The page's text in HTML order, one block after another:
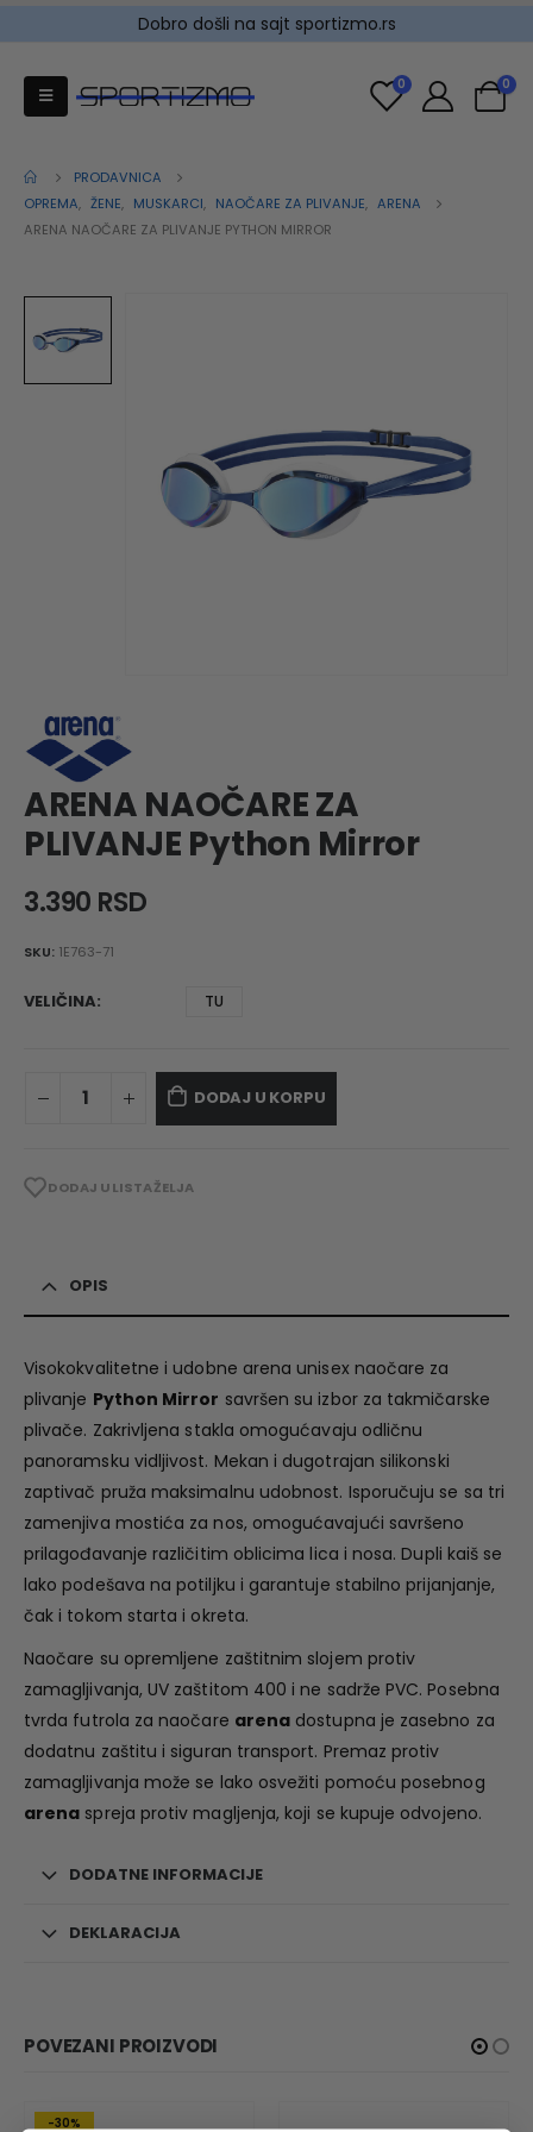
Dobro došli na sajt sportizmo.rs
0 0
PRODAVNICA
OPREMA, ŽENE, MUSKARCI, NAOČARE ZA PLIVANJE, ARENA
ARENA NAOČARE ZA PLIVANJE PYTHON MIRROR
ARENA NAOČARE ZA
PLIVANJE Python Mirror
3.390 RSD
SKU: 1E763-71
VELIČINA TU
DODAJ U KORPU
DODAJ U LISTA ŽELJA
OPIS
Visokokvalitetne i udobne arena unisex naočare za
plivanje Python Mirror savršen su izbor za takmičarske
plivače. Zakrivljena stakla omogućavaju odličnu
panoramsku vidljivost. Mekan i dugotrajan silikonski
zaptivač pruža maksimalnu udobnost. Isporučuju se sa tri
zamenjiva mostića za nos, omogućavajući savršeno
prilagođavanje različitim oblicima lica i nosa. Dupli kaiš se
lako podešava na potiljku i garantuje stabilno prijanjanje,
čak i tokom starta i okreta.
Naočare su opremljene zaštitnim slojem protiv
zamagljivanja, UV zaštitom 400 i ne sadrže PVC. Posebna
tvrda futrola za naočare arena dostupna je zasebno za
dodatnu zaštitu i siguran transport. Premaz protiv
zamagljivanja može se lako osvežiti pomoću posebnog
arena spreja protiv magljenja, koji se kupuje odvojeno.
DODATNE INFORMACIJE
DEKLARACIJA
POVEZANI PROIZVODI
-30%